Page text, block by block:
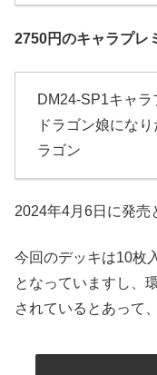
2750円のキャラプレ
DM24-SP1キャ
ドラゴン娘にな
ラゴン
2024年4月6日に発売
今回のデッキは10枚
となっていますし、
されているとあって